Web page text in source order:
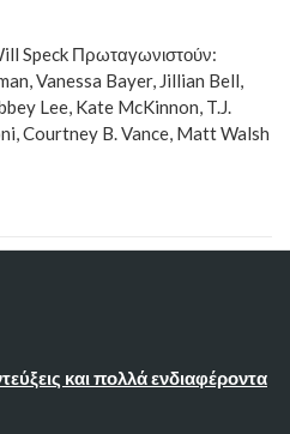
Speck Πρωταγωνιστούν:
Vanessa Bayer, Jillian Bell,
Lee, Kate McKinnon, T.J.
Courtney B. Vance, Matt Walsh
και πολλά ενδιαφέροντα